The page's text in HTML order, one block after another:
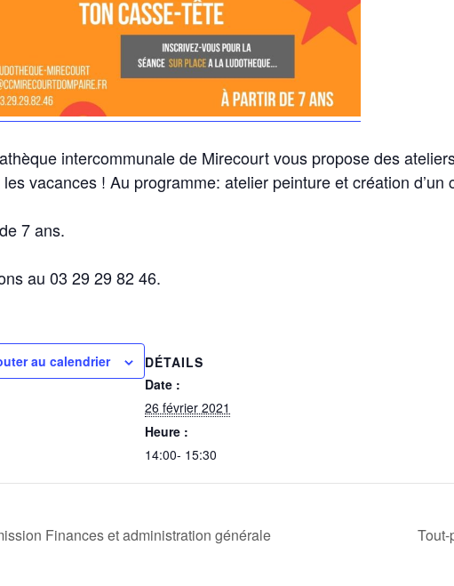
intercommunale de Mirecourt vous propose des
vacances ! Au programme: atelier peinture et création d’un
7 ans.
au 03 29 29 82 46.
au calendrier
DÉTAILS
Date :
26 février 2021
Heure :
14:00- 15:30
Finances et administration générale